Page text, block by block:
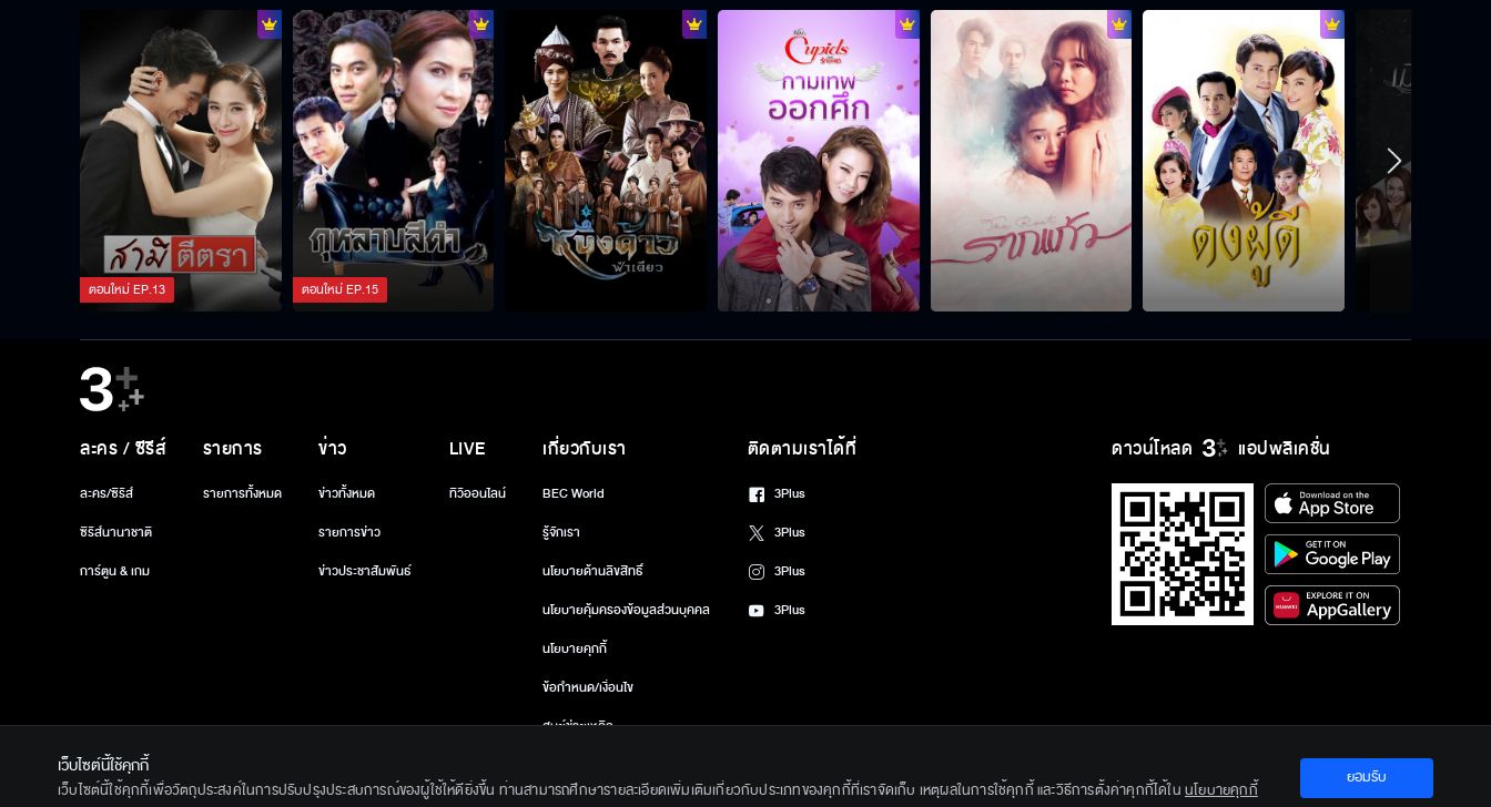
ตอนใหม่EP.13 ตอนใหม่EP.15
ดาวน์โหลด แอปพลิเคชั่น
ละคร / ซีรีส์
ละคร/ซีรีส์
ซีรีส์นานาชาติ
การ์ตูน & เกม
รายการ
รายการทั้งหมด
ข่าว
ข่าวทั้งหมด
รายการข่าว
ข่าวประชาสัมพันธ์
LIVE
ทีวีออนไลน์
เกี่ยวกับเรา
BEC World
รู้จักเรา
นโยบายด้านลิขสิทธิ์
นโยบายคุ้มครองข้อมูลส่วนบุคคล
นโยบายคุกกี้
ข้อกำหนด/เงื่อนไข
ศูนย์ช่วยเหลือ
ติดตามเราได้ที่
3Plus
3Plus
3Plus
3Plus
© 2020 Bangkok Entertainment Co.,Ltd. All Rights Reserved. Powered by BECi Corporation Ltd.
เว็บไซต์นี้ใช้คุกกี้
เว็บไซต์นี้ใช้คุกกี้เพื่อวัตถุประสงค์ในการปรับปรุงประสบการณ์ของผู้ใช้ให้ดียิ่งขึ้น ท่านสามารถศึกษารายละเอียดเพิ่มเติมเกี่ยวกับประเภทของคุกกี้ที่เราจัดเก็บ เหตุผลในการใช้คุกกี้ และวิธีการตั้งค่าคุกกี้ได้ใน นโยบายคุกกี้
ยอมรับ